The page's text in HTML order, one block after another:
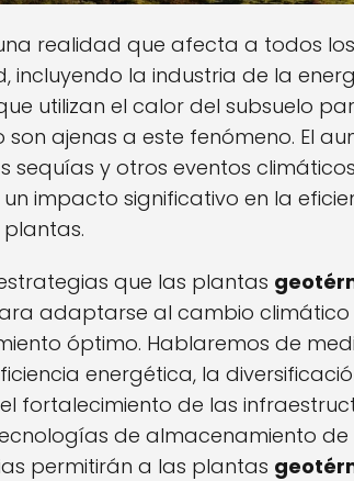
realidad que afecta a todos los
incluyendo la industria de la
utilizan el calor del subsuelo
ajenas a este fenómeno. El
sequías y otros eventos climáticos
impacto significativo en la
que las plantas
adaptarse al cambio climático
óptimo. Hablaremos de
energética, la
fortalecimiento de las
de almacenamiento de
permitirán a las plantas